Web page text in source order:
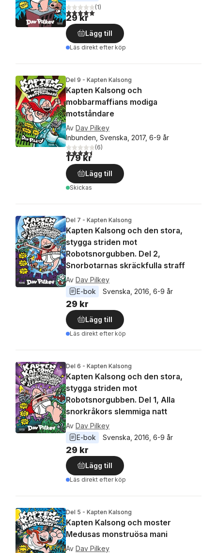
5,0utav 5 stjärnor. Totalt antal röster:
(1)
29 kr
Lägg till
Läs direkt efter köp
Del 9 - Kapten Kalsong
Kapten Kalsong och
mobbarmaffians modiga
motståndare
Av Dav Pilkey
Inbunden, Svenska, 2017, 6-9 år
4,5utav 5 stjärnor. Totalt antal röster:
(6)
179 kr
Lägg till
Skickas
Del 7 - Kapten Kalsong
Kapten Kalsong och den stora,
stygga striden mot
Robotsnorgubben. Del 2,
Snorbotarnas skräckfulla straff
Av Dav Pilkey
E-bok
Svenska 2016 6-9 år
29 kr
Lägg till
Läs direkt efter köp
Del 6 - Kapten Kalsong
Kapten Kalsong och den stora,
stygga striden mot
Robotsnorgubben. Del 1, Alla
snorkråkors slemmiga natt
Av Dav Pilkey
E-bok
Svenska 2016 6-9 år
29 kr
Lägg till
Läs direkt efter köp
Del 5 - Kapten Kalsong
Kapten Kalsong och moster
Medusas monstruösa mani
Av Dav Pilkey